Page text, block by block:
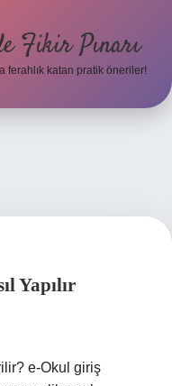
Fikir Pınarı
ferahlık katan pratik öneriler!
Yapılır
e-Okul giriş